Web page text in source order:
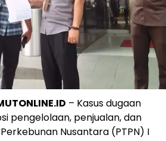
– Kasus dugaan
pengelolaan, penjualan, dan
Nusantara (PTPN) I